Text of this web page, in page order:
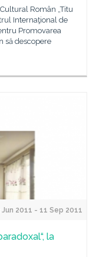
Român „Titu
Internaţional de
Promovarea
să descopere
Jun 2011 - 11 Sep 2011
la